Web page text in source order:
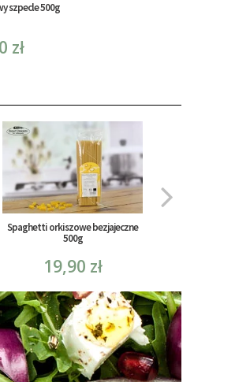
szpecle 500g
zł
Spaghetti orkiszowe bezjajeczne
500g
19,90 zł